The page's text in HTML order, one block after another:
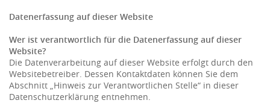
Datenerfassung auf dieser Website
Wer ist verantwortlich für die Datenerfassung auf dieser
Website?
Die Datenverarbeitung auf dieser Website erfolgt durch den
Websitebetreiber. Dessen Kontaktdaten können Sie dem
Abschnitt „Hinweis zur Verantwortlichen Stelle“ in dieser
Datenschutzerklärung entnehmen.